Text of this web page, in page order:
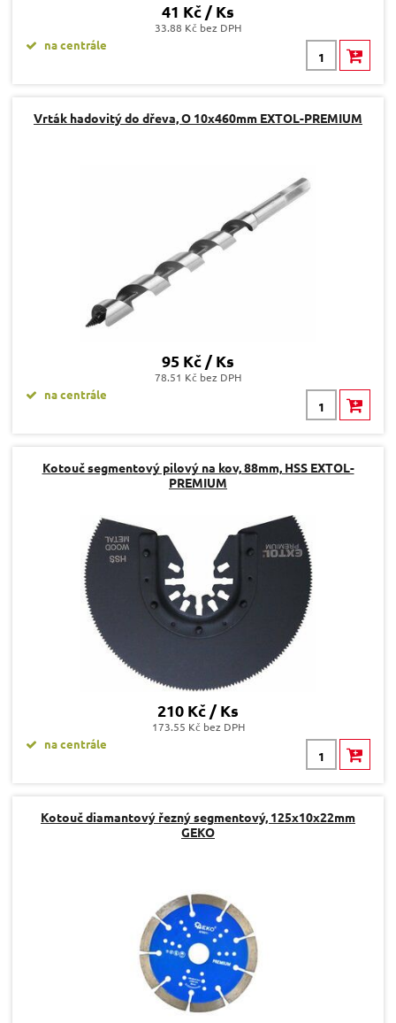
41 Kč / Ks
33.88 Kč bez DPH
na centrále
Vrták hadovitý do dřeva, O 10x460mm EXTOL-PREMIUM
95 Kč / Ks
78.51 Kč bez DPH
na centrále
Kotouč segmentový pilový na kov, 88mm, HSS EXTOL-
PREMIUM
210 Kč / Ks
173.55 Kč bez DPH
na centrále
Kotouč diamantový řezný segmentový, 125x10x22mm
GEKO